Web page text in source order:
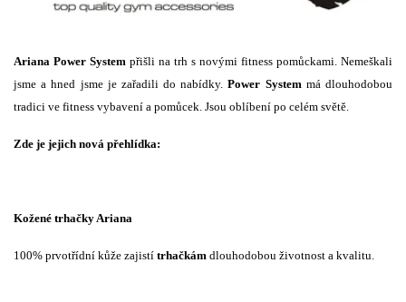
Ariana Power System přišli na trh s novými fitness pomůckami. Nemeškali
jsme a hned jsme je zařadili do nabídky.Power Systemmá dlouhodobou
tradici ve fitness vybavení a pomůcek. Jsou oblíbení po celém světě.
Zde je jejich nová přehlídka:
Kožené trhačky Ariana
100% prvotřídní kůže zajistí trhačkám dlouhodobou životnost a kvalitu.